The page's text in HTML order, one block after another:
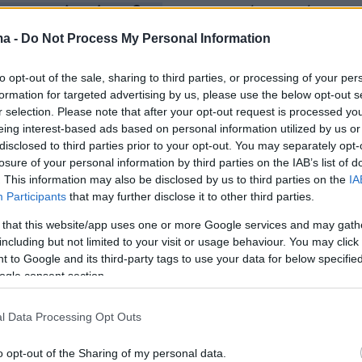
- Do Not Process My Personal Information
opt-out of the sale, sharing to third parties, or processing of your
for targeted advertising by us, please use the below opt-out
selection. Please note that after your opt-out request is processed
interest-based ads based on personal information utilized by us
to third parties prior to your opt-out. You may separately
of your personal information by third parties on the IAB’s list of
This information may also be disclosed by us to third parties on the
Participants that may further disclose it to other third parties.
that this website/app uses one or more Google services and may
but not limited to your visit or usage behaviour. You may
to Google and its third-party tags to use your data for below
consent section.
Data Processing Opt Outs
opt-out of the Sharing of my personal data.
κάνναβης, αρωματικών φυτών,
παρασκευασμάτων από τις ουσίες
σε υπηρεσία μίας στάσης στις 22
περίοδο κατά την οποία οΠάνος
την κυβέρνηση και κατείχε τη θέση
Άμυνας, καθώς οι ΑΝΕΛ έφυγαν από
Ιανουάριο του 2019. Άγνωστο παραμένει εάν
προτίθεται να ασχοληθεί ενεργά με τις
δραστηριότητες του γιου του, αφού το
δεν θα κατέλθουν στις εκλογές.
σύστασης της εταιρείας Greekkannabis: